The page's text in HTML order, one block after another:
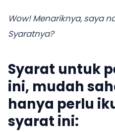
Wow! Menariknya, saya
Syaratnya?
Syarat untuk
ini, mudah
hanya perlu
syarat ini: